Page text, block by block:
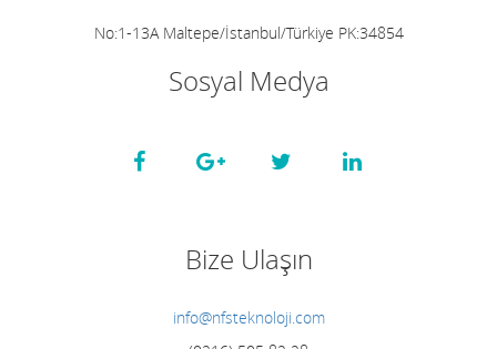
No:1-13A Maltepe/İstanbul/Türkiye PK:34854
Sosyal Medya
Bize Ulaşın
info@nfsteknoloji.com